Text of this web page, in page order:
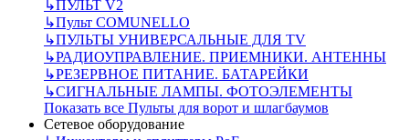
↳ПУЛЬТ V2
↳Пульт СOMUNELLO
↳ПУЛЬТЫ УНИВЕРСАЛЬНЫЕ ДЛЯ TV
↳РАДИОУПРАВЛЕНИЕ. ПРИЕМНИКИ. АНТЕННЫ
↳РЕЗЕРВНОЕ ПИТАНИЕ. БАТАРЕЙКИ
↳СИГНАЛЬНЫЕ ЛАМПЫ. ФОТОЭЛЕМЕНТЫ
Показать все Пульты для ворот и шлагбаумов
Сетевое оборудование